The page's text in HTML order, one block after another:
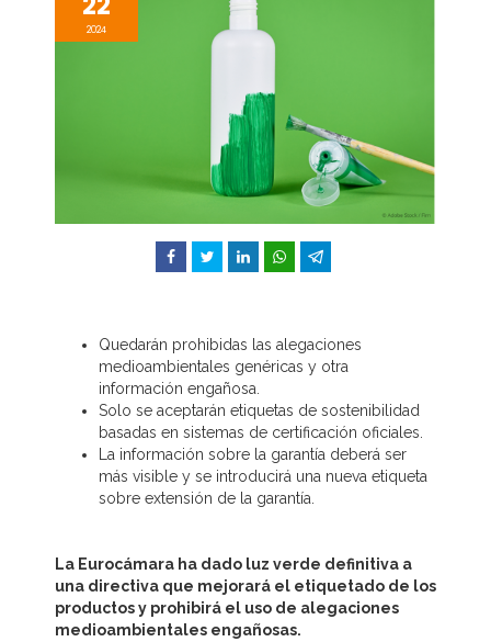
2024
Facebook
Twitter LinkedInWhatsApp
Quedarán prohibidas las alegaciones
medioambientales genéricas y otra
información engañosa.
Solo se aceptarán etiquetas de sostenibilidad
basadas en sistemas de certificación oficiales.
La información sobre la garantía deberá ser
más visible y se introducirá una nueva etiqueta
sobre extensión de la garantía.
La Eurocámara ha dado luz verde definitiva a
una directiva que mejorará el etiquetado de los
productos y prohibirá el uso de alegaciones
medioambientales engañosas.